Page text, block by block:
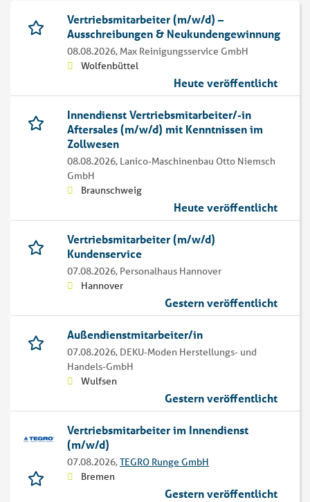
Vertriebsmitarbeiter (m/w/d) –
Ausschreibungen & Neukundengewinnung
08.08.2026, Max Reinigungsservice GmbH
Wolfenbüttel
Heute veröffentlicht
Innendienst Vertriebsmitarbeiter/-in
Aftersales (m/w/d) mit Kenntnissen im
Zollwesen
08.08.2026, Lanico-Maschinenbau Otto Niemsch
GmbH
Braunschweig
Heute veröffentlicht
Vertriebsmitarbeiter (m/w/d)
Kundenservice
07.08.2026, Personalhaus Hannover
Hannover
Gestern veröffentlicht
Außendienstmitarbeiter/in
07.08.2026, DEKU-Moden Herstellungs- und
Handels-GmbH
Wulfsen
Gestern veröffentlicht
Vertriebsmitarbeiter im Innendienst
(m/w/d)
07.08.2026,TEGRO Runge GmbH
Bremen
Gestern veröffentlicht